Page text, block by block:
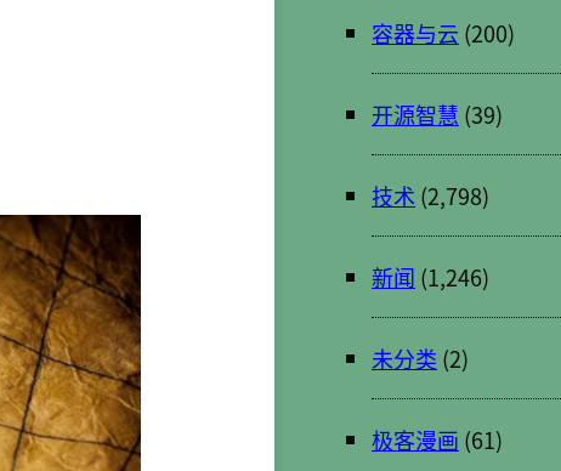
容器与云 (200)
开源智慧 (39)
技术 (2,798)
新闻 (1,246)
未分类 (2)
极客漫画 (61)